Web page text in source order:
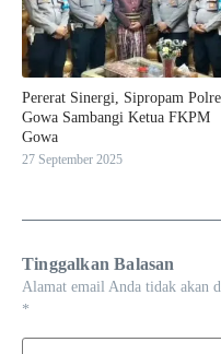
Pererat Sinergi, Sipropam
Gowa Sambangi Ketua FKPM
Gowa
27 September 2025
Tinggalkan Balasan
Alamat email Anda tidak akan
*